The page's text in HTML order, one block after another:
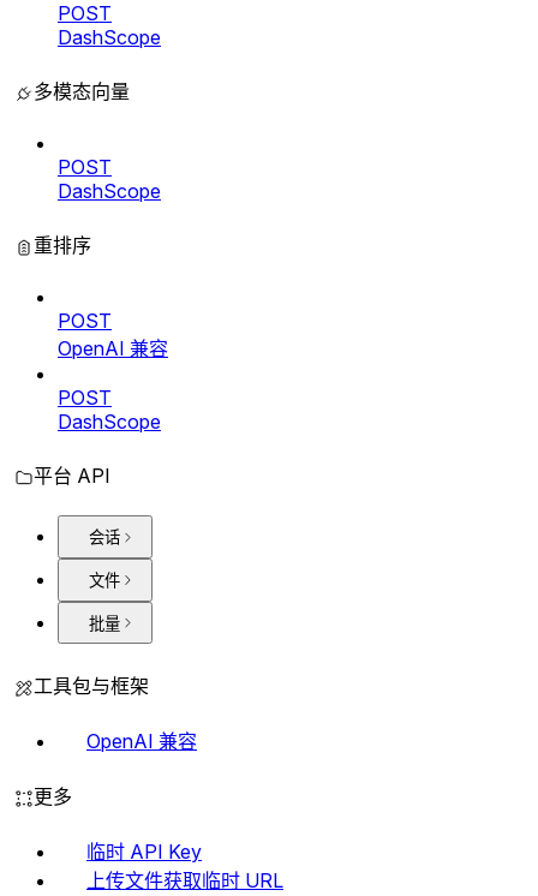
POST
DashScope
多模态向量
POST
DashScope
重排序
POST
OpenAI 兼容
POST
DashScope
平台 API
会话
文件
批量
工具包与框架
OpenAI 兼容
更多
临时 API Key
上传文件获取临时 URL